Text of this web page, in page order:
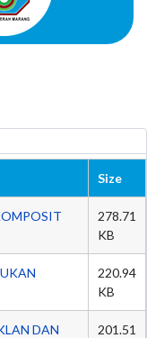
Size
278.71
KB
220.94
KB
DAN
201.51